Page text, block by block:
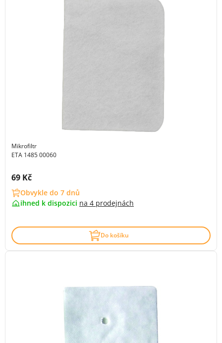
Mikrofiltr
ETA 1485 00060
Cena s DPH:
69 Kč
Obvykle do 7 dnů
ihned k dispozici na 4 prodejnách
Do košíku